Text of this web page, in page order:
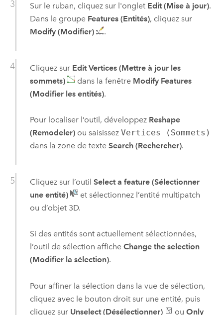
Sur le ruban, cliquez sur l'onglet Edit (Mise à jour).
Dans le groupe Features (Entités), cliquez sur
Modify (Modifier)
.
Cliquez sur Edit Vertices (Mettre à jour les
sommets)
dans la fenêtre Modify Features
(Modifier les entités).
Pour localiser l’outil, développez Reshape
(Remodeler)ou saisissez Vertices (Sommets)
dans la zone de texte Search (Rechercher).
Cliquez sur l’outil Select a feature (Sélectionner
une entité)
et sélectionnez l’entité multipatch
ou d’objet 3D.
Si des entités sont actuellement sélectionnées,
l’outil de sélection affiche Change the selection
(Modifier la sélection).
Pour affiner la sélection dans la vue de sélection,
cliquez avec le bouton droit sur une entité, puis
cliquez sur Unselect (Désélectionner) ou Only